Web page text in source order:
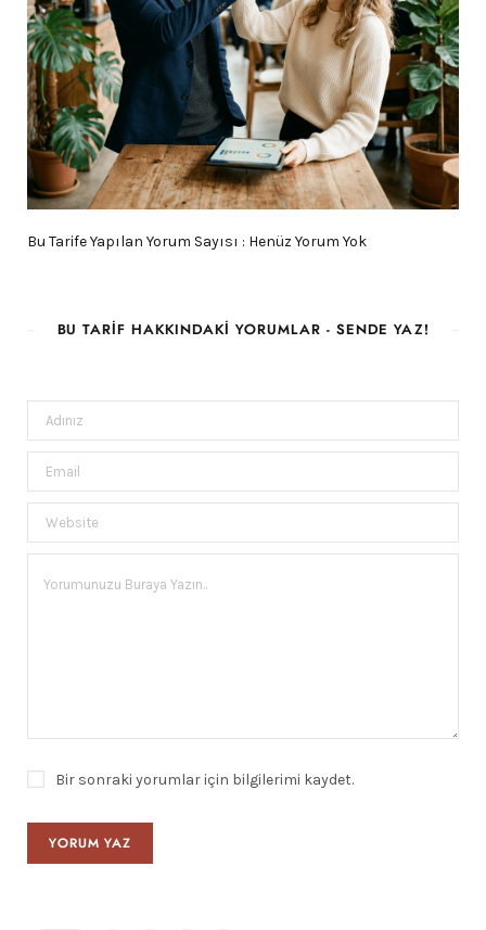
Bu Tarife Yapılan Yorum Sayısı : Henüz Yorum Yok
BU TARIF HAKKINDAKI YORUMLAR - SENDE YAZ!
Bir sonraki yorumlar için bilgilerimi kaydet.